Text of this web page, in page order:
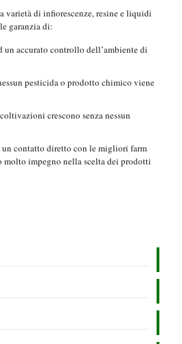
varietà di infiorescenze, resine e liquidi
garanzia di:
un accurato controllo dell’ambiente di
pesticida o prodotto chimico viene
crescono senza nessun
un contatto diretto con le migliori farm
molto impegno nella scelta dei prodotti